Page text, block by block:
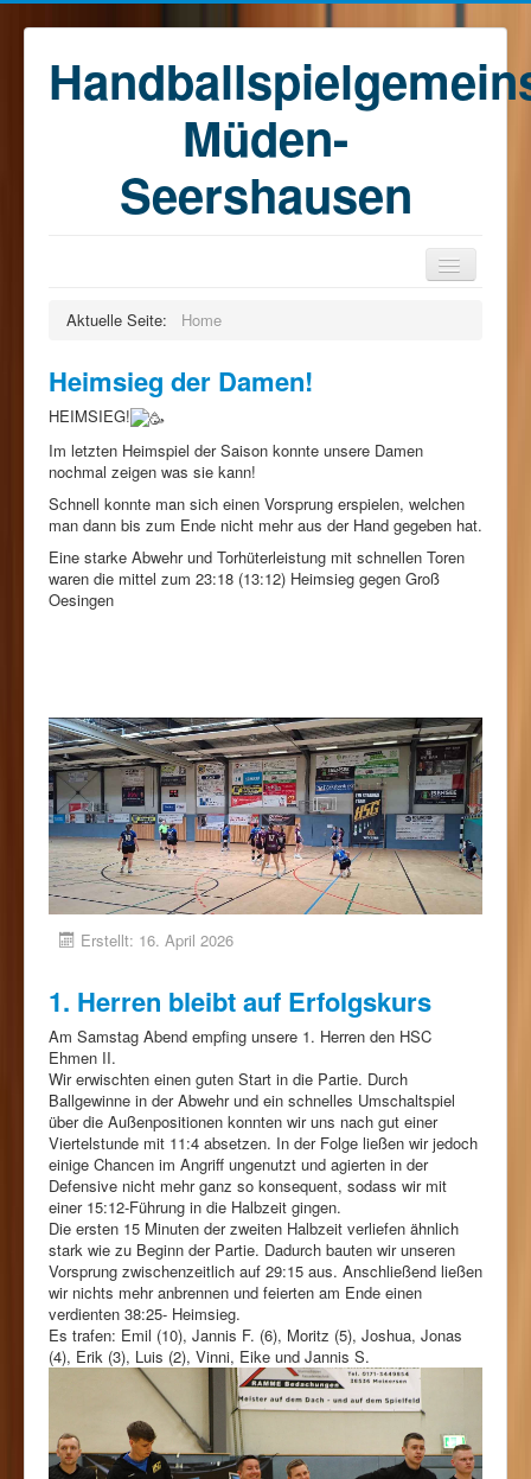
Müden-
Seershausen
Training
Kontakt
Förderkreis
Sponsoren
Aktuelle Seite: Home
Heimsieg der Damen!
HEIMSIEG!
Im letzten Heimspiel der Saison konnte unsere Damen
nochmal zeigen was sie kann!
Schnell konnte man sich einen Vorsprung erspielen, welchen
man dann bis zum Ende nicht mehr aus der Hand gegeben hat.
Eine starke Abwehr und Torhüterleistung mit schnellen Toren
waren die mittel zum 23:18 (13:12) Heimsieg gegen Groß
Oesingen
Erstellt: 16. April 2026
1. Herren bleibt auf Erfolgskurs
Am Samstag Abend empfing unsere 1. Herren den HSC
Ehmen II.
Wir erwischten einen guten Start in die Partie. Durch
Ballgewinne in der Abwehr und ein schnelles Umschaltspiel
über die Außenpositionen konnten wir uns nach gut einer
Viertelstunde mit 11:4 absetzen. In der Folge ließen wir jedoch
einige Chancen im Angriff ungenutzt und agierten in der
Defensive nicht mehr ganz so konsequent, sodass wir mit
einer 15:12-Führung in die Halbzeit gingen.
Die ersten 15 Minuten der zweiten Halbzeit verliefen ähnlich
stark wie zu Beginn der Partie. Dadurch bauten wir unseren
Vorsprung zwischenzeitlich auf 29:15 aus. Anschließend ließen
wir nichts mehr anbrennen und feierten am Ende einen
verdienten 38:25- Heimsieg.
Es trafen: Emil (10), Jannis F. (6), Moritz (5), Joshua, Jonas
(4), Erik (3), Luis (2), Vinni, Eike und Jannis S.